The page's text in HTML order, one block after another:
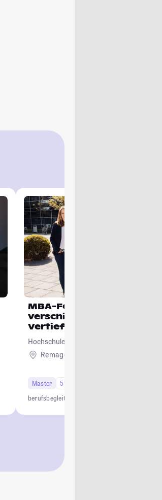
MBA-
verschiedenen
Vertiefungsrichtungen
Hochschule Koblenz
Remagen
Master
5 Semester
berufsbegleitend